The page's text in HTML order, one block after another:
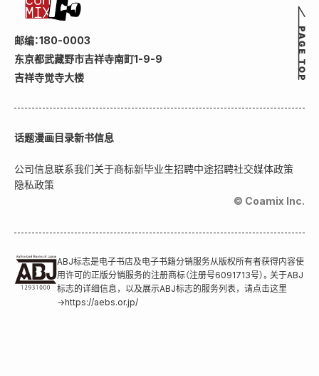
邮编：180-0003
东京都武藏野市吉祥寺南町1-9-9
吉祥寺觉寺大楼
话题漫画目录新书信息
公司信息联系我们关于商标新毕业生招聘中途招聘社交媒体政策
隐私政策
© Coamix Inc.
ABJ标志是电子书店及电子书籍分销服务从版权所有者获得内容使
用许可的正版分销服务的注册商标（注册号6091713号）。关于ABJ
标志的详细信息，以及展示ABJ标志的服务列表，请点击这里
→https://aebs.or.jp/